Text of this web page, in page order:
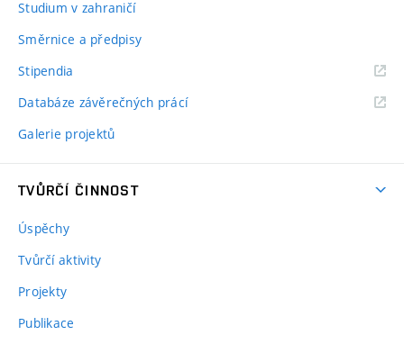
Studium v zahraničí
Směrnice a předpisy
Stipendia
Databáze závěrečných prácí
Galerie projektů
TVŮRČÍ ČINNOST
Úspěchy
Tvůrčí aktivity
Projekty
Publikace